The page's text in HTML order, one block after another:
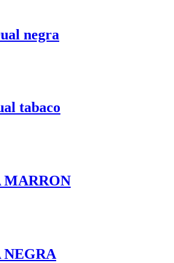
negra
tabaco
MARRON
NEGRA